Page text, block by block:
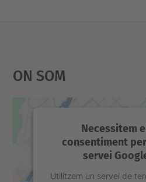
On Som
Necessitem
consentiment
servei
Utilitzem un servei de